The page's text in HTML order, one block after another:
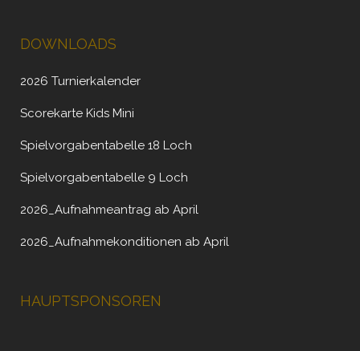
DOWNLOADS
2026 Turnierkalender
Scorekarte Kids Mini
Spielvorgabentabelle 18 Loch
Spielvorgabentabelle 9 Loch
2026_Aufnahmeantrag ab April
2026_Aufnahmekonditionen ab April
HAUPTSPONSOREN